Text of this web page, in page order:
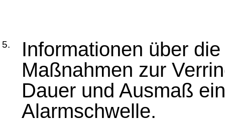
5.
Informationen über
Maßnahmen zur
Dauer und Ausmaß
Alarmschwelle.